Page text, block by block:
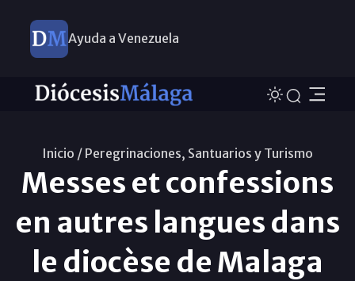
Ayuda a Venezuela
Inicio / Peregrinaciones, Santuarios y Turismo
Messes et confessions
en autres langues dans
le diocèse de Malaga